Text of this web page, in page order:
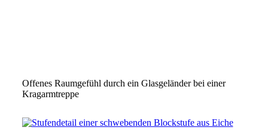
Offenes Raumgefühl durch ein Glasgeländer bei einer
Kragarmtreppe